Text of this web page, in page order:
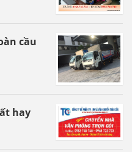
cầu
hay